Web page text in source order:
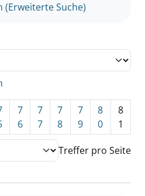
(Erweiterte Suche)
7
6
7
7
7
8
7
9
8
0
8
1
Treffer pro Seite